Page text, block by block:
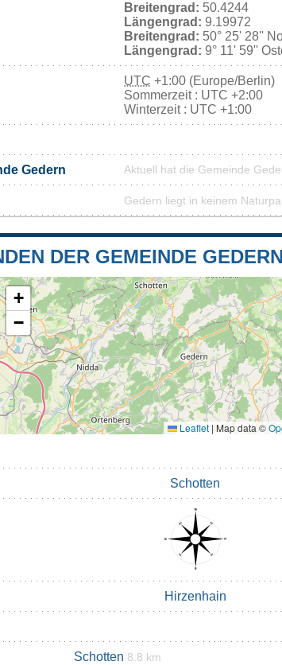
Breitengrad: 50.4244
Längengrad: 9.19972
Breitengrad: 50° 25' 28''
Längengrad: 9° 11' 59''
UTC +1:00 (Europe/Berlin)
Sommerzeit : UTC +2:00
Winterzeit : UTC +1:00
Gedern Aktuell hat die Gemeinde
Gedern liegt in keinem
DER GEMEINDE GEDERN
+
−
Leaflet | Map data ©
Schotten
Hirzenhain
Schotten 8.8 km